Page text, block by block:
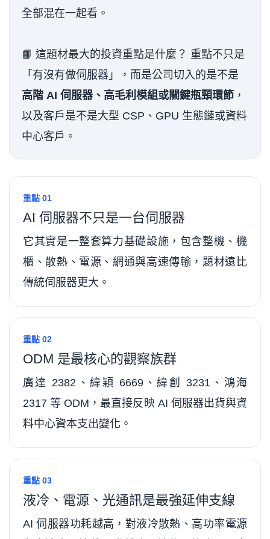
全部混在一起看。
📙 這題材最大的投資重點是什麼？ 重點不只是
「有沒有做伺服器」，而是公司切入的是不是
高階 AI 伺服器、高毛利模組或關鍵瓶頸環節 ，
以及客戶是不是大型 CSP、GPU 生態鏈或資料
中心客戶。
重點 01
AI 伺服器不只是一台伺服器
它其實是一整套算力基礎設施，包含整機、機
櫃、散熱、電源、網通與高速傳輸，題材遠比
傳統伺服器更大。
重點 02
ODM 是最核心的觀察族群
廣達 2382、緯穎 6669、緯創 3231、鴻海
2317 等 ODM，最直接反映 AI 伺服器出貨與資
料中心資本支出變化。
重點 03
液冷、電源、光通訊是最強延伸支線
AI 伺服器功耗越高，對液冷散熱、高功率電源